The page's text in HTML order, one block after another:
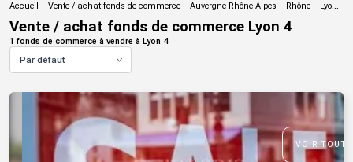
Vente / achat fonds de commerce
Vente / achat fonds de commerce Lyon 4
1 fonds de commerce à vendre à Lyon 4
Par défaut
VOIR